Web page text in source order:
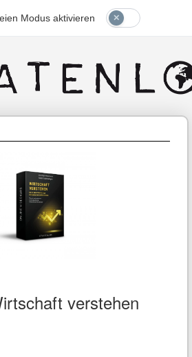
Modus aktivieren
verstehen